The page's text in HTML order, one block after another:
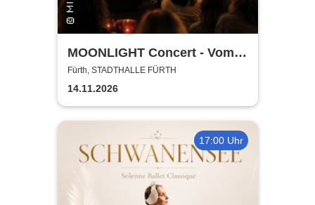
MOONLIGHT Concert - Vom
Rhythmus des Lebens -
Rhythm, Songs, Lyrics &
Classic
Fürth, STADTHALLE FÜRTH
14.11.2026
17:00 Uhr